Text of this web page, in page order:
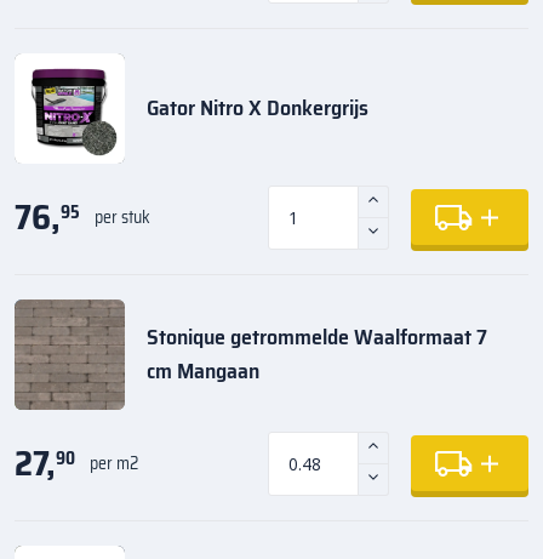
Gator Nitro X Donkergrijs
76,95 per stuk
Stonique getrommelde Waalformaat 7
cm Mangaan
27,90 per m2